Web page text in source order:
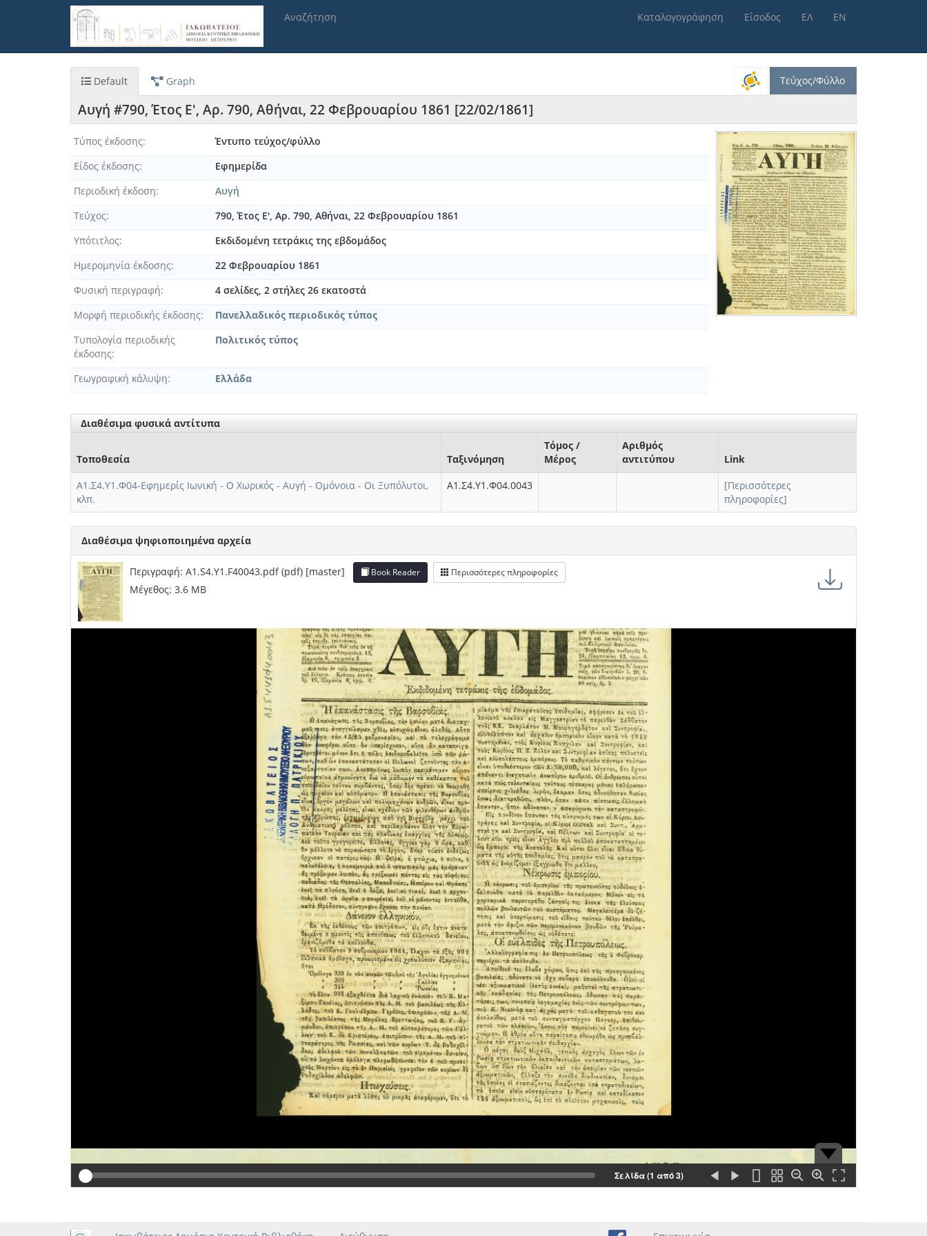
Αναζήτηση Καταλογογράφηση Είσοδος ΕΛ ΕΝ
Default Graph Τεύχος/Φύλλο
Αυγή #790, Έτος Ε', Αρ. 790, Αθήναι, 22 Φεβρουαρίου 1861 [22/02/1861]
Τύπος έκδοσης
Έντυπο τεύχος/φύλλο
Είδος έκδοσης
Εφημερίδα
Περιοδική έκδοση
Αυγή
Τεύχος
790, Έτος Ε', Αρ. 790, Αθήναι, 22 Φεβρουαρίου 1861
Υπότιτλος
Εκδιδομένη τετράκις της εβδομάδος
Ημερομηνία έκδοσης
22 Φεβρουαρίου 1861
Φυσική περιγραφή
4 σελίδες, 2 στήλες 26 εκατοστά
Μορφή περιοδικής έκδοσης
Πανελλαδικός περιοδικός τύπος
Τυπολογία περιοδικής
έκδοσης
Πολιτικός τύπος
Γεωγραφική κάλυψη Ελλάδα
Διαθέσιμα φυσικά αντίτυπα
Τοποθεσία Ταξινόμηση
Τόμος /
Μέρος
Αριθμός
αντιτύπου
Link
Α1.Σ4.Υ1.Φ04-Εφημερίς Ιωνική - Ο Χωρικός - Αυγή - Ομόνοια - Οι Ξυπόλυτοι,
κλπ.
Α1.Σ4.Υ1.Φ04.0043
[Περισσότερες
πληροφορίες]
Διαθέσιμα ψηφιοποιημένα αρχεία
Περιγραφή: A1.S4.Y1.F40043.pdf (pdf) [master] Book Reader Περισσότερες πληροφορίες
Μέγεθος: 3.6 MB
Σελίδα (1 από 3)